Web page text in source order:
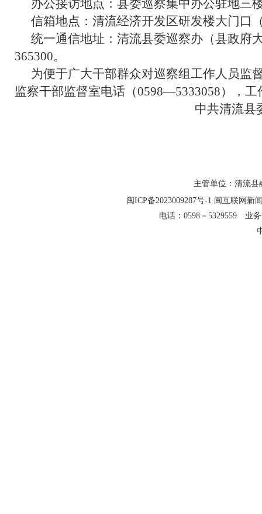
办公接访地点：县委巡察集中办公驻地三
信箱地点：清流经济开发区研发楼大门口
统一通信地址：清流县委巡察办（县政府
365300。
为便于广大干部群众对巡察组工作人员监
监察干部监督室电话（0598—5333058）
中共清流县
主管单位：清流县
闽ICP备2023009287号-1 闽互联网新
电话：0598－5329559 业